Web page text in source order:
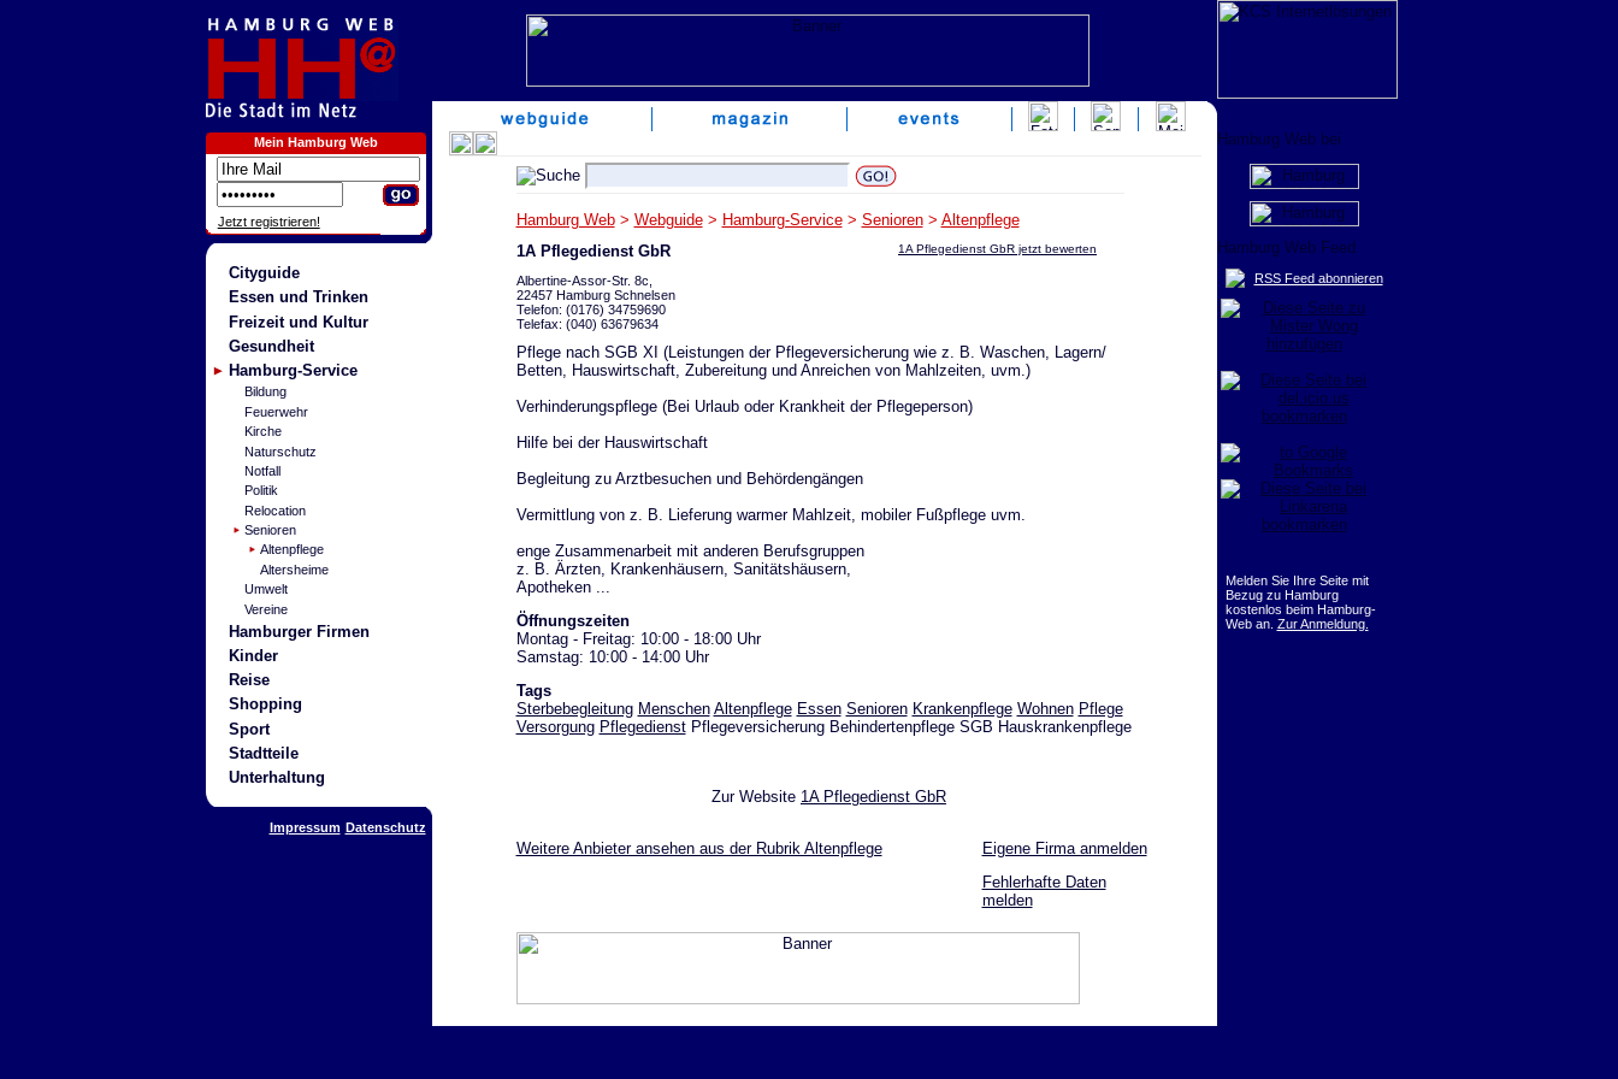
Mein Hamburg Web
Jetzt registrieren!
Cityguide
Essen und Trinken
Freizeit und Kultur
Gesundheit
Hamburg-Service
Bildung
Feuerwehr
Kirche
Naturschutz
Notfall
Politik
Relocation
Senioren
Altenpflege
Altersheime
Umwelt
Vereine
Hamburger Firmen
Kinder
Reise
Shopping
Sport
Stadtteile
Unterhaltung
Impressum Datenschutz
Hamburg Web> Webguide> Hamburg-Service> Senioren> Altenpflege
1A Pflegedienst GbR jetzt bewerten
1A Pflegedienst GbR
Albertine-Assor-Str. 8c,
22457 Hamburg Schnelsen
Telefon: (0176) 34759690
Telefax: (040) 63679634
Pflege nach SGB XI (Leistungen der Pflegeversicherung wie z. B. Waschen, Lagern/
Betten, Hauswirtschaft, Zubereitung und Anreichen von Mahlzeiten, uvm.)
Verhinderungspflege (Bei Urlaub oder Krankheit der Pflegeperson)
Hilfe bei der Hauswirtschaft
Begleitung zu Arztbesuchen und Behördengängen
Vermittlung von z. B. Lieferung warmer Mahlzeit, mobiler Fußpflege uvm.
enge Zusammenarbeit mit anderen Berufsgruppen
z. B. Ärzten, Krankenhäusern, Sanitätshäusern,
Apotheken ...
Öffnungszeiten
Montag - Freitag: 10:00 - 18:00 Uhr
Samstag: 10:00 - 14:00 Uhr
Tags
Sterbebegleitung Menschen Altenpflege Essen Senioren Krankenpflege Wohnen Pflege
Versorgung PflegedienstPflegeversicherung Behindertenpflege SGB Hauskrankenpflege
Zur Website 1A Pflegedienst GbR
Weitere Anbieter ansehen aus der Rubrik Altenpflege
Eigene Firma anmelden
Fehlerhafte Daten
melden
RSS Feed abonnieren
Melden Sie Ihre Seite mit
Bezug zu Hamburg
kostenlos beim Hamburg-
Web an. Zur Anmeldung.